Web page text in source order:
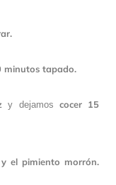
minutos tapado.
y dejamos cocer 15
el pimiento morrón.